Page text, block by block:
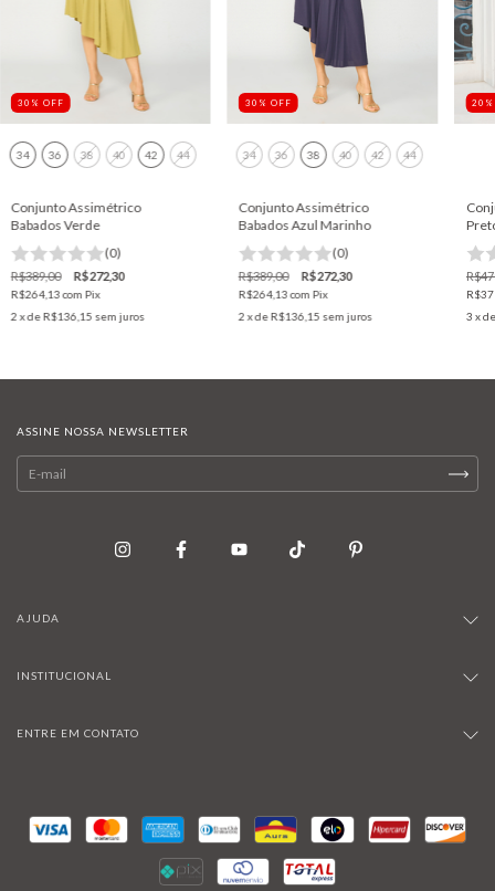
30 % OFF
34 36 38 40 42 44
Conjunto Assimétrico
Babados Verde
(0)
R$389,00 R$272,30
R$264,13com Pix
2 x deR$136,15 sem juros
30 % OFF
34 36 38 40 42 44
Conjunto Assimétrico
Babados Azul Marinho
(0)
R$389,00 R$272,30
R$264,13com Pix
2 x deR$136,15 sem juros
20
3 x
ASSINE NOSSA NEWSLETTER
AJUDA
INSTITUCIONAL
ENTRE EM CONTATO